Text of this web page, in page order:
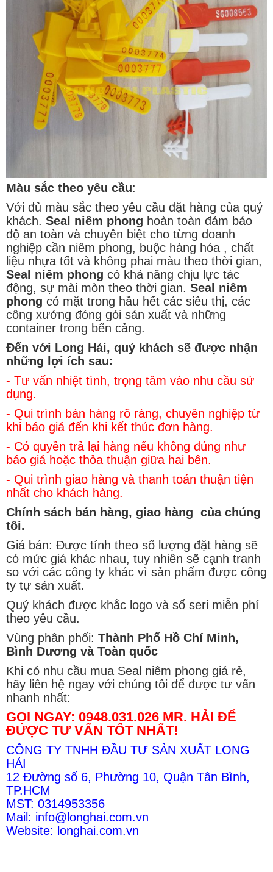
Màu sắc theo yêu cầu:
Với đủ màu sắc theo yêu cầu đặt hàng của quý
khách. Seal niêm phong hoàn toàn đảm bảo
độ an toàn và chuyên biệt cho từng doanh
nghiệp cần niêm phong, buộc hàng hóa , chất
liệu nhựa tốt và không phai màu theo thời gian,
Seal niêm phong có khả năng chịu lực tác
động, sự mài mòn theo thời gian. Seal niêm
phong có mặt trong hầu hết các siêu thị, các
công xưởng đóng gói sản xuất và những
container trong bến cảng.
Đến với Long Hải, quý khách sẽ được nhận
những lợi ích sau:
- Tư vấn nhiệt tình, trọng tâm vào nhu cầu sử
dụng.
- Qui trình bán hàng rõ ràng, chuyên nghiệp từ
khi báo giá đến khi kết thúc đơn hàng.
- Có quyền trả lại hàng nếu không đúng như
báo giá hoặc thỏa thuận giữa hai bên.
- Qui trình giao hàng và thanh toán thuận tiện
nhất cho khách hàng.
Chính sách bán hàng, giao hàng của chúng
tôi.
Giá bán: Được tính theo số lượng đặt hàng sẽ
có mức giá khác nhau, tuy nhiên sẽ cạnh tranh
so với các công ty khác vì sản phẩm được công
ty tự sản xuất.
Quý khách được khắc logo và số seri miễn phí
theo yêu cầu.
Vùng phân phối: Thành Phố Hồ Chí Minh,
Bình Dương và Toàn quốc
Khi có nhu cầu mua Seal niêm phong giá rẻ,
hãy liên hệ ngay với chúng tôi để được tư vấn
nhanh nhất:
GỌI NGAY: 0948.031.026 MR. HẢI ĐỂ
ĐƯỢC TƯ VẤN TỐT NHẤT!
CÔNG TY TNHH ĐẦU TƯ SẢN XUẤT LONG
HẢI
12 Đường số 6, Phường 10, Quận Tân Bình,
TP.HCM
MST: 0314953356
Mail: info@longhai.com.vn
Website: longhai.com.vn